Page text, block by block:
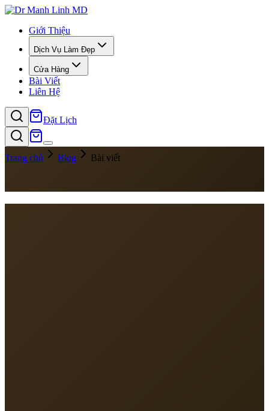
Giới Thiệu
Dịch Vụ Làm Đẹp
Cửa Hàng
Bài Viết
Liên Hệ
Đặt Lịch
Trang chủ Blog Bài viết